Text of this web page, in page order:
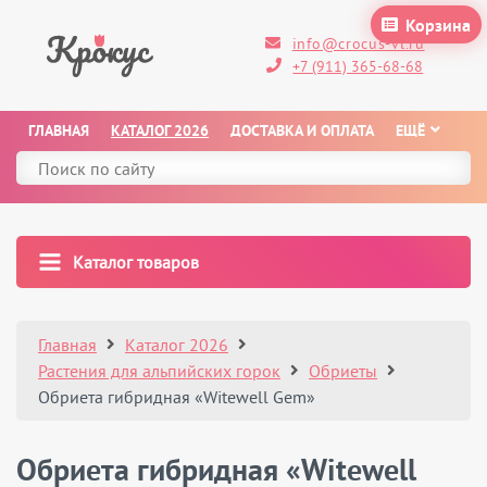
Корзина
info@crocus-vl.ru
+7 (911) 365-68-68
ГЛАВНАЯ КАТАЛОГ 2026 ДОСТАВКА И ОПЛАТА ЕЩЁ
Каталог товаров
Главная
Каталог 2026
Растения для альпийских горок
Обриеты
Обриета гибридная «Witewell Gem»
Обриета гибридная «Witewell